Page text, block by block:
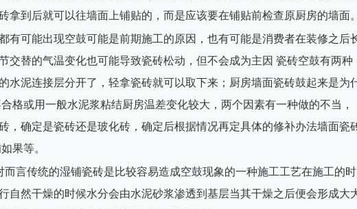
拿到后就可以往墙面上铺贴的，而是应该要在铺贴前检查原厨房的墙面
有可能出现空鼓可能是前期施工的原因，也有可能是消费者在装修之后
交替的气温变化也可能导致瓷砖松动，但不会成为主因 瓷砖空鼓有两种
水泥连接层分开了，轻拿瓷砖就可以取下来；厨房墙面瓷砖鼓起来是为
格或用一般水泥浆粘结厨房温差变化较大，两个因素有一种做的不当，
，确定是瓷砖还是玻化砖，确定后根据情况再定具体的修补办法墙面瓷
果等。
言传统的湿铺瓷砖是比较容易造成空鼓现象的一种施工工艺在施工的时
自然干燥的时候水分会由水泥砂浆渗透到基层当其干燥之后便会形成大